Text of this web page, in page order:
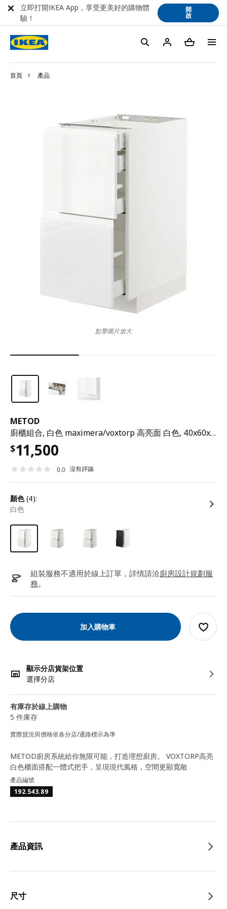
首頁 產品
METOD
廚櫃組合, 白色 maximera/voxtorp 高亮面 白色, 40x60x80 公分
$11,500
0.0 沒有評論
顏色(4):
白色
組裝服務不適用於線上訂單，詳情請洽廚房設計規劃服
務。
加入購物車
顯示分店貨架位置
選擇分店
有庫存於線上購物
5 件庫存
實際貨況與價格依各分店/通路標示為準
點擊圖片放大
METOD廚房系統給你無限可能，打造理想廚房。 VOXTORP高亮
白色櫃面搭配一體式把手，呈現現代風格，空間更顯寬敞
產品編號
192.543.89
產品資訊
尺寸
立即打開IKEA App，享受更美好的購物體
驗！
開
啟